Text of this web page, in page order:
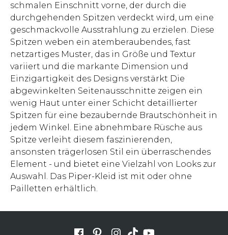
schmalen Einschnitt vorne, der durch die
durchgehenden Spitzen verdeckt wird, um eine
geschmackvolle Ausstrahlung zu erzielen. Diese
Spitzen weben ein atemberaubendes, fast
netzartiges Muster, das in Größe und Textur
variiert und die markante Dimension und
Einzigartigkeit des Designs verstärkt Die
abgewinkelten Seitenausschnitte zeigen ein
wenig Haut unter einer Schicht detaillierter
Spitzen für eine bezaubernde Brautschönheit in
jedem Winkel. Eine abnehmbare Rüsche aus
Spitze verleiht diesem faszinierenden,
ansonsten trägerlosen Stil ein überraschendes
Element - und bietet eine Vielzahl von Looks zur
Auswahl. Das Piper-Kleid ist mit oder ohne
Pailletten erhältlich.